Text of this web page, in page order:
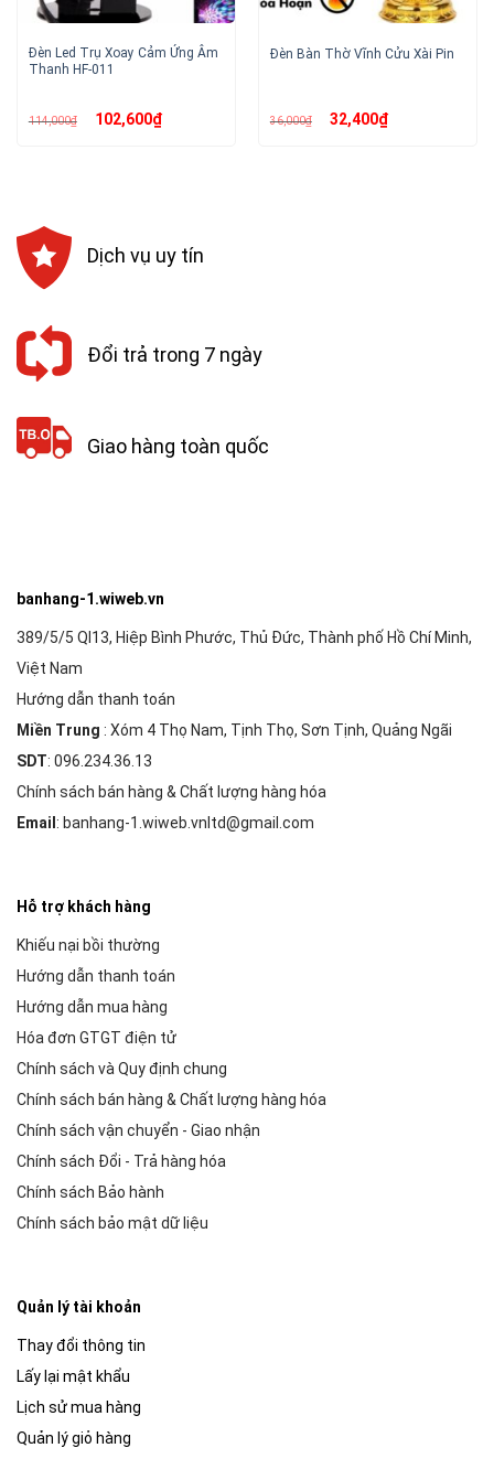
Đèn Led Trụ Xoay Cảm Ứng Âm
Thanh HF-011
114,000₫ Giá
gốc102,600₫Giá
Đèn Bàn Thờ Vĩnh Cửu Xài Pin
36,000₫ Giá
gốc
32,400₫Giá
Dịch vụ uy tín
Đổi trả trong 7 ngày
Giao hàng toàn quốc
banhang-1.wiweb.vn
389/5/5 Ql13, Hiệp Bình Phước, Thủ Đức, Thành phố Hồ Chí Minh,
Việt Nam
Hướng dẫn thanh toán
Miền Trung : Xóm 4 Thọ Nam, Tịnh Thọ, Sơn Tịnh, Quảng Ngãi
SDT: 096.234.36.13
Chính sách bán hàng & Chất lượng hàng hóa
Email: banhang-1.wiweb.vnltd@gmail.com
Hỗ trợ khách hàng
Khiếu nại bồi thường
Hướng dẫn thanh toán
Hướng dẫn mua hàng
Hóa đơn GTGT điện tử
Chính sách và Quy định chung
Chính sách bán hàng & Chất lượng hàng hóa
Chính sách vận chuyển - Giao nhận
Chính sách Đổi - Trả hàng hóa
Chính sách Bảo hành
Chính sách bảo mật dữ liệu
Quản lý tài khoản
Thay đổi thông tin
Lấy lại mật khẩu
Lịch sử mua hàng
Quản lý giỏ hàng